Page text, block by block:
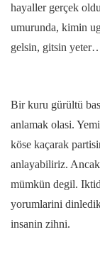
hayaller gerçek
umurunda, kimin
gelsin, gitsin
Bir kuru gürültü
anlamak olasi.
köse kaçarak
anlayabiliriz.
mümkün degil.
yorumlarini
insanin zihni.